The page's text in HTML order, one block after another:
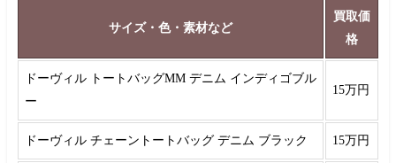
サイズ・色・素材など
買取価
格
ドーヴィル トートバッグMM デニム インディゴブル
ー
15万円
ドーヴィル チェーントートバッグ デニム ブラック 15万円